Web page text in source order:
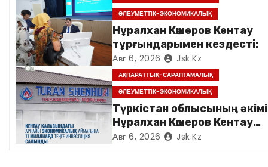
п
о
з
а
п
и
ӘЛЕУМЕТТІК-ЭКОНОМИКАЛЫҚ
Нұралхан Көшеров Кентау
тұрғындарымен кездесті:
Авг 6, 2026 Jsk.kz
АҚПАРАТТЫҚ-САРАПТАМАЛЫҚ
ӘЛЕУМЕТТІК-ЭКОНОМИКАЛЫҚ
Түркістан облысының әкімі
Нұралхан Көшеров Кентау
қаласындағы «TURAN
Авг 6, 2026 Jsk.kz